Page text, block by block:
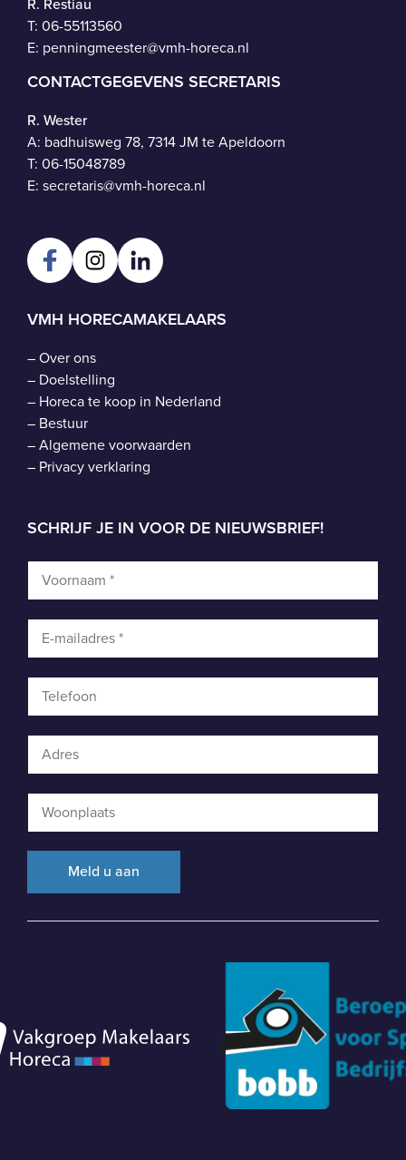
T: 06-55113560
E: penningmeester@vmh-horeca.nl
CONTACTGEGEVENS SECRETARIS
R. Wester
A: badhuisweg 78, 7314 JM te Apeldoorn
T: 06-15048789
E: secretaris@vmh-horeca.nl
VMH HORECAMAKELAARS
–Over ons
– Doelstelling
– Horeca te koop in Nederland
– Bestuur
–Algemene voorwaarden
– Privacy verklaring
SCHRIJF JE IN VOOR DE NIEUWSBRIEF!